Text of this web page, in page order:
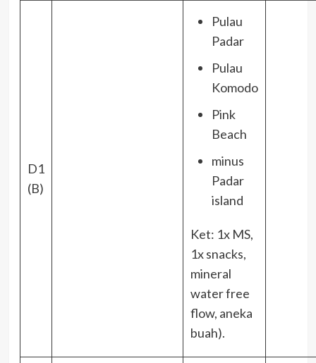
D1
(B)
Pulau
Padar
Pulau
Komodo
Pink
Beach
minus
Padar
island
Ket: 1x MS,
1x snacks,
mineral
water free
flow, aneka
buah).